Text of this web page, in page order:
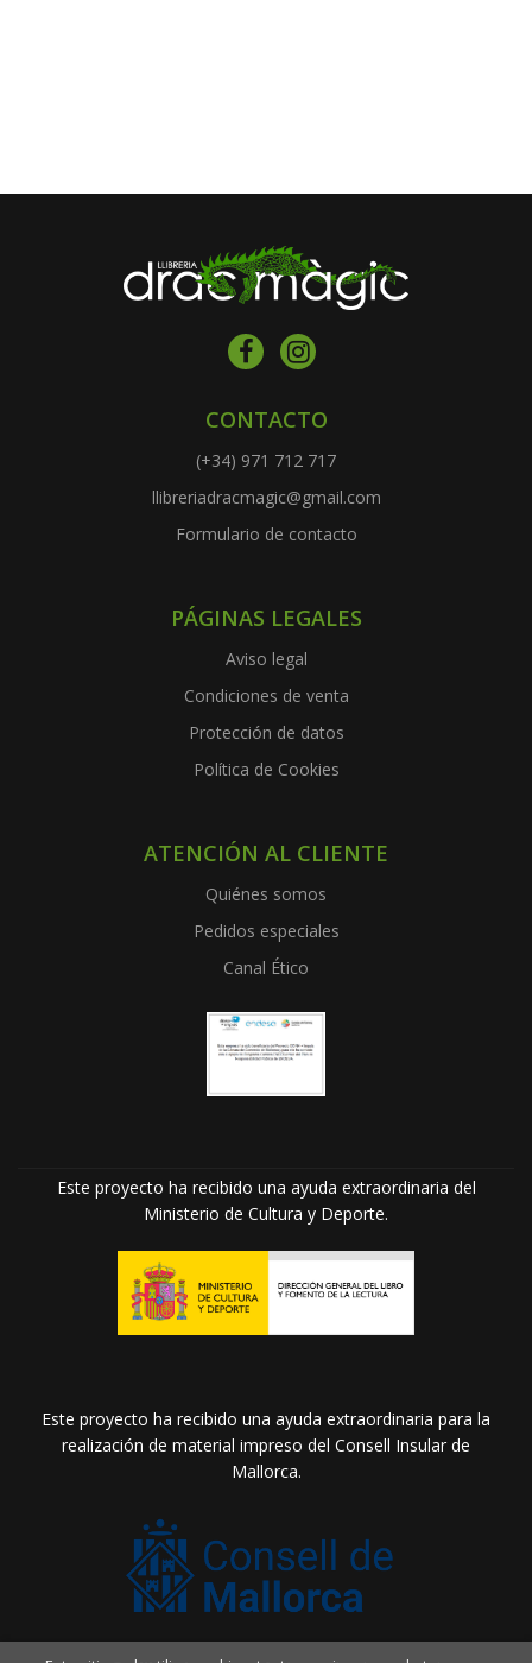
CONTACTO
(+34) 971 712 717
llibreriadracmagic@gmail.com
Formulario de contacto
PÁGINAS LEGALES
Aviso legal
Condiciones de venta
Protección de datos
Política de Cookies
ATENCIÓN AL CLIENTE
Quiénes somos
Pedidos especiales
Canal Ético
Este proyecto ha recibido una ayuda extraordinaria del
Ministerio de Cultura y Deporte.
Este proyecto ha recibido una ayuda extraordinaria para la
realización de material impreso del Consell Insular de
Mallorca.